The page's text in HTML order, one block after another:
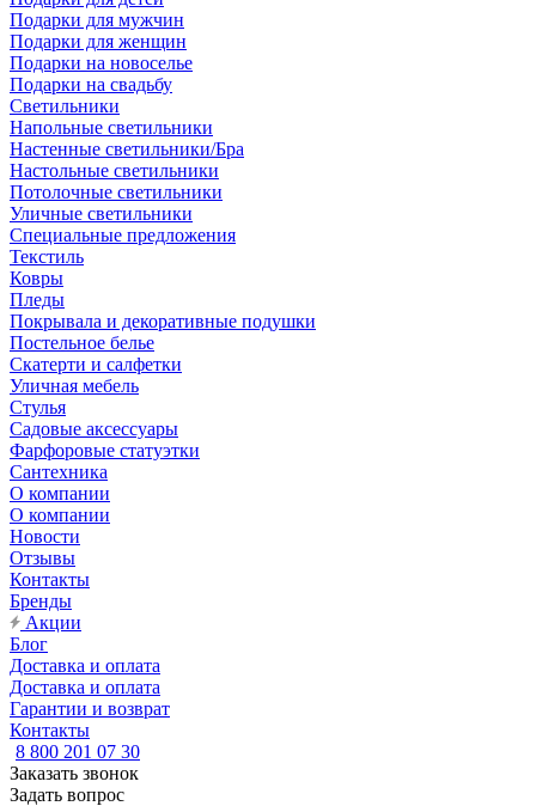
Подарки для мужчин
Подарки для женщин
Подарки на новоселье
Подарки на свадьбу
Светильники
Напольные светильники
Настенные светильники/Бра
Настольные светильники
Потолочные светильники
Уличные светильники
Специальные предложения
Текстиль
Ковры
Пледы
Покрывала и декоративные подушки
Постельное белье
Скатерти и салфетки
Уличная мебель
Стулья
Садовые аксессуары
Фарфоровые статуэтки
Сантехника
О компании
О компании
Новости
Отзывы
Контакты
Бренды
Акции
Блог
Доставка и оплата
Доставка и оплата
Гарантии и возврат
Контакты
8 800 201 07 30
Заказать звонок
Задать вопрос